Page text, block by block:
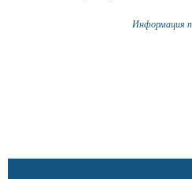
Информация